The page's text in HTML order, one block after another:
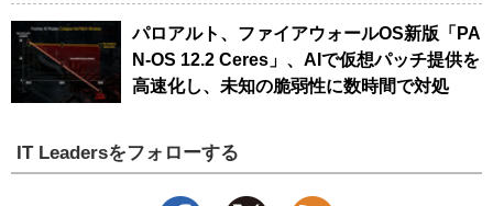
パロアルト、ファイアウォールOS新版「PA
N-OS 12.2 Ceres」、AIで仮想パッチ提供を
高速化し、未知の脆弱性に数時間で対処
IT Leadersをフォローする